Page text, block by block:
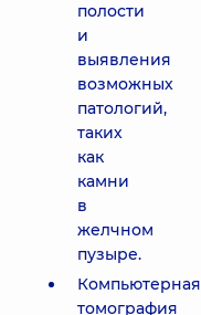
полости
и
выявления
возможных
патологий,
таких
как
камни
в
желчном
пузыре.
Компьютерная
томография